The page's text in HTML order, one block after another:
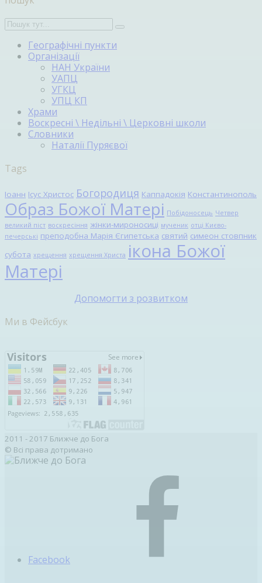
Географічні пункти
Організації
НАН України
УАПЦ
УГКЦ
УПЦ КП
Храми
Воскресні \ Недільні \ Церковні школи
Словники
Наталії Пуряєвої
Tags
Іоанн Ісус Христос Богородиця Каппадокія Константинополь
Образ Божої Матері Побідоносець Четвер
великий піст воскресіння жінки-мироносиці мученик отці Києво-
печерські преподобна Марія Єгипетська святий симеон стовпник
субота хрещення хрещення Христа ікона Божої
Матері
Допомогти з розвитком
Ми в Фейсбук
2011 - 2017 Ближче до Бога
© Всі права дотримано
Facebook